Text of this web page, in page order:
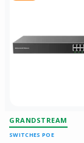
GRANDSTREAM
SWITCHES POE